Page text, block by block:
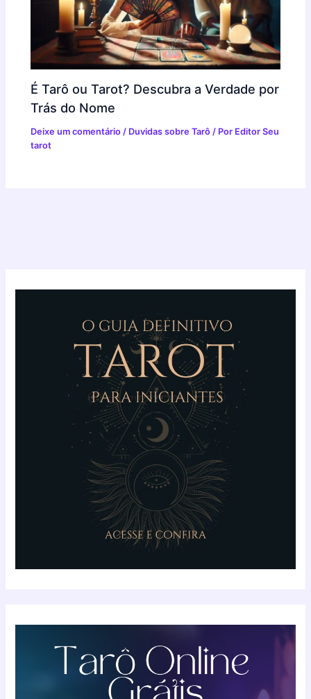
É Tarô ou Tarot? Descubra a Verdade por
Trás do Nome
Deixe um comentário / Duvidas sobre Tarô / Por Editor Seu
tarot